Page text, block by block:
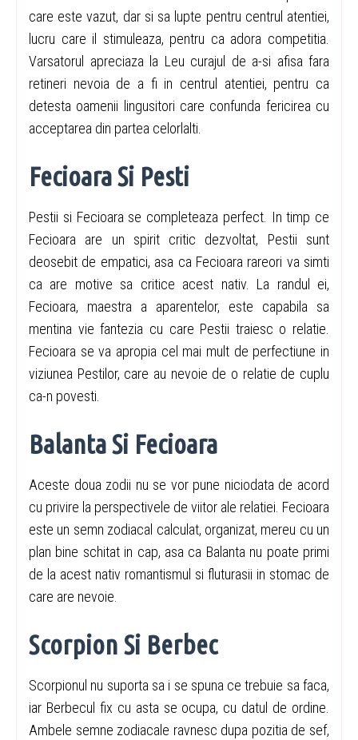
care este vazut, dar si sa lupte pentru centrul atentiei,
lucru care il stimuleaza, pentru ca adora competitia.
Varsatorul apreciaza la Leu curajul de a-si afisa fara
retineri nevoia de a fi in centrul atentiei, pentru ca
detesta oamenii lingusitori care confunda fericirea cu
acceptarea din partea celorlalti.
Fecioara Si Pesti
Pestii si Fecioara se completeaza perfect. In timp ce
Fecioara are un spirit critic dezvoltat, Pestii sunt
deosebit de empatici, asa ca Fecioara rareori va simti
ca are motive sa critice acest nativ. La randul ei,
Fecioara, maestra a aparentelor, este capabila sa
mentina vie fantezia cu care Pestii traiesc o relatie.
Fecioara se va apropia cel mai mult de perfectiune in
viziunea Pestilor, care au nevoie de o relatie de cuplu
ca-n povesti.
Balanta Si Fecioara
Aceste doua zodii nu se vor pune niciodata de acord
cu privire la perspectivele de viitor ale relatiei. Fecioara
este un semn zodiacal calculat, organizat, mereu cu un
plan bine schitat in cap, asa ca Balanta nu poate primi
de la acest nativ romantismul si fluturasii in stomac de
care are nevoie.
Scorpion Si Berbec
Scorpionul nu suporta sa i se spuna ce trebuie sa faca,
iar Berbecul fix cu asta se ocupa, cu datul de ordine.
Ambele semne zodiacale ravnesc dupa pozitia de sef,